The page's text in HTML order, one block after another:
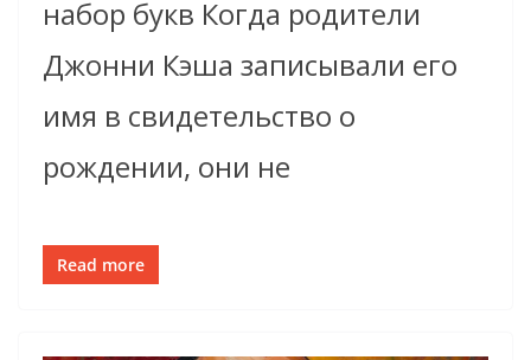
набор букв Когда родители
Джонни Кэша записывали его
имя в свидетельство о
рождении, они не
Read more